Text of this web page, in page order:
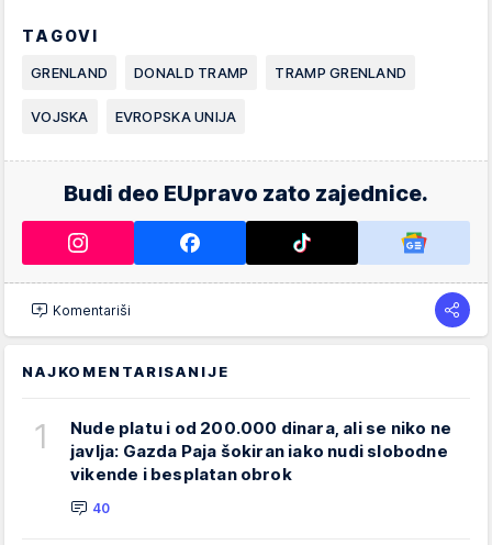
TAGOVI
GRENLAND DONALD TRAMP TRAMP GRENLAND
VOJSKA EVROPSKA UNIJA
Budi deo EUpravo zato zajednice.
Komentariši
NAJKOMENTARISANIJE
1
Nude platu i od 200.000 dinara, ali se niko ne
javlja: Gazda Paja šokiran iako nudi slobodne
vikende i besplatan obrok
40